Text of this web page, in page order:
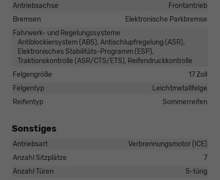
Antriebsachse
Frontantrieb
Bremsen
Elektronische Parkbremse
Fahrwerk- und Regelungssysteme
Antiblockiersystem (ABS), Antischlupfregelung (ASR),
Elektronisches Stabilitäts-Programm (ESP),
Traktionskontrolle (ASR/CTS/ETS), Reifendruckkontrolle
Felgengröße
17 Zoll
Felgentyp
Leichtmetallfelge
Reifentyp
Sommerreifen
Sonstiges
Antriebsart
Verbrennungsmotor (ICE)
Anzahl Sitzplätze
7
Anzahl Türen
5-türig